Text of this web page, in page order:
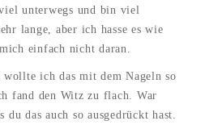
unterwegs und bin viel
lange, aber ich hasse es wie
einfach nicht daran.
ich das mit dem Nageln so
fand den Witz zu flach. War
du das auch so ausgedrückt hast.